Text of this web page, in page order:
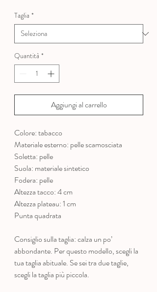
Taglia *
Quantità *
Aggiungi al carrello
Colore: tabacco
Materiale esterno: pelle scamosciata
Soletta: pelle
Suola: materiale sintetico
Fodera: pelle
Altezza tacco: 4 cm
Altezza plateau: 1 cm
Punta quadrata
Consiglio sulla taglia: calza un po’
abbondante. Per questo modello, scegli la
tua taglia abituale. Se sei tra due taglie,
scegli la taglia più piccola.